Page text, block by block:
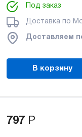
Под заказ
Доставка по
Доставляем
В корзину
797 Р